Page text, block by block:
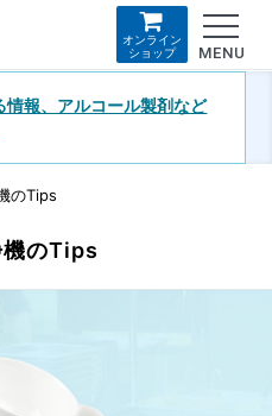
オンライン
ショップ
MENU
情報、アルコール製剤など
のTips
機のTips